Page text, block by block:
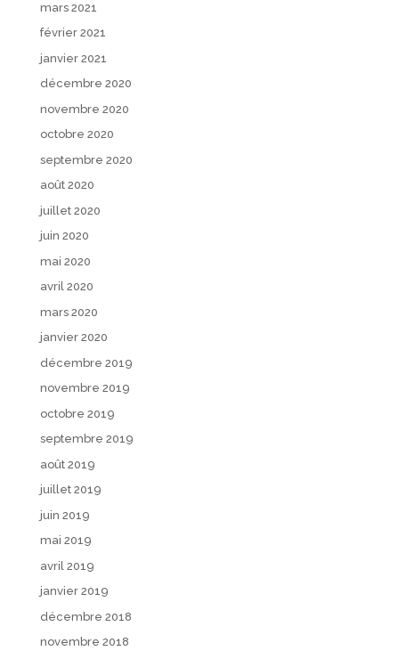
mars 2021
février 2021
janvier 2021
décembre 2020
novembre 2020
octobre 2020
septembre 2020
août 2020
juillet 2020
juin 2020
mai 2020
avril 2020
mars 2020
janvier 2020
décembre 2019
novembre 2019
octobre 2019
septembre 2019
août 2019
juillet 2019
juin 2019
mai 2019
avril 2019
janvier 2019
décembre 2018
novembre 2018